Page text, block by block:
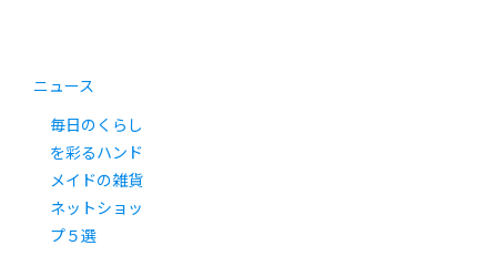
ニュース
毎日のくらし
を彩るハンド
メイドの雑貨
ネットショッ
プ５選